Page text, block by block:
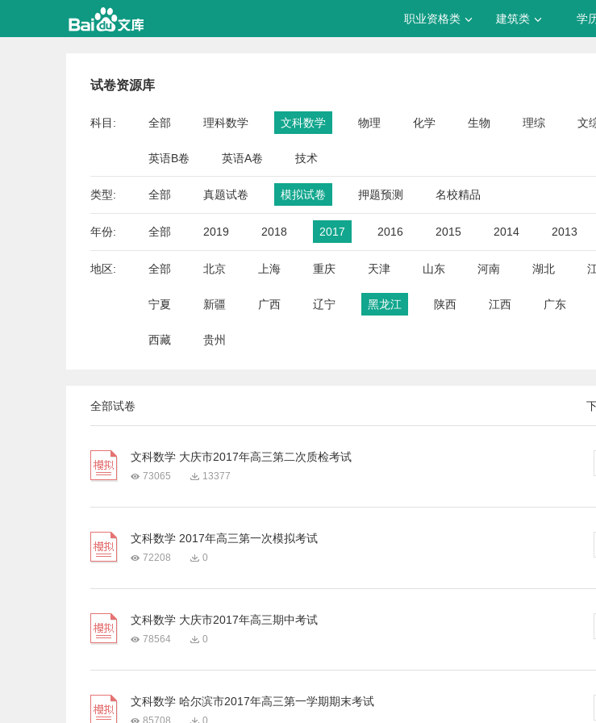
职业资格类 建筑类 学
试卷资源库
科目: 全部 理科数学 文科数学 物理 化学 生物 理综 文
英语B卷 英语A卷 技术
类型: 全部 真题试卷 模拟试卷 押题预测 名校精品
年份: 全部 2019 2018 2017 2016 2015 2014 2013
地区: 全部 北京 上海 重庆 天津 山东 河南 湖北
宁夏 新疆 广西 辽宁 黑龙江 陕西 江西 广东
西藏 贵州
全部试卷
文科数学 大庆市2017年高三第二次质检考试
73065 13377
文科数学 2017年高三第一次模拟考试
72208 0
文科数学 大庆市2017年高三期中考试
78564 0
文科数学 哈尔滨市2017年高三第一学期期末考试
85708 0